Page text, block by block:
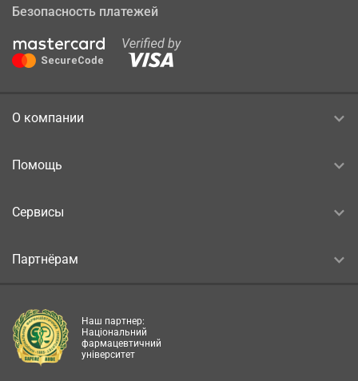
Безопасность платежей
О компании
Помощь
Сервисы
Партнёрам
Наш партнер:
Національний
фармацевтичний
університет